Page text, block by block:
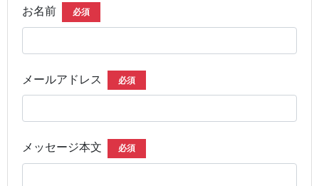
お名前 必須
メールアドレス 必須
メッセージ本文 必須